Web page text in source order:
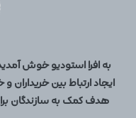
به افرا استودیو خوش
ایجاد ارتباط بین خریداران
هدف کمک به سازندگان